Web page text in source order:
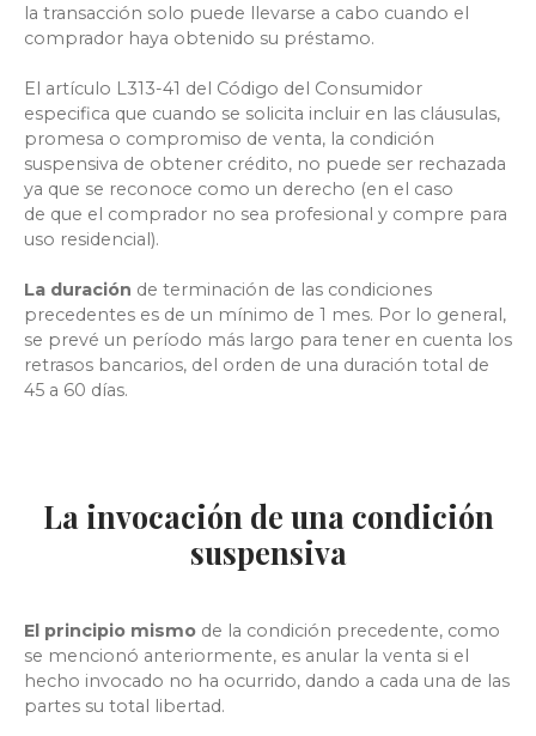
la transacción solo puede llevarse a cabo cuando el
comprador haya obtenido su préstamo.
El artículo L313-41 del Código del Consumidor
especifica que cuando se solicita incluir en las cláusulas,
promesa o compromiso de venta, la condición
suspensiva de obtener crédito, no puede ser rechazada
ya que se reconoce como un derecho (en el caso
de que el comprador no sea profesional y compre para
uso residencial).
La duración de terminación de las condiciones
precedentes es de un mínimo de 1 mes. Por lo general,
se prevé un período más largo para tener en cuenta los
retrasos bancarios, del orden de una duración total de
45 a 60 días.
La invocación de una condición
suspensiva
El principio mismo de la condición precedente, como
se mencionó anteriormente, es anular la venta si el
hecho invocado no ha ocurrido, dando a cada una de las
partes su total libertad.